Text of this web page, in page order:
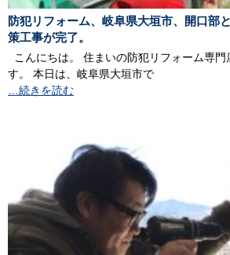
防犯リフォーム、岐阜県大垣市、開口部
策工事が完了。
こんにちは。 住まいの防犯リフォーム専
す。 本日は、岐阜県大垣市で
…続きを読む